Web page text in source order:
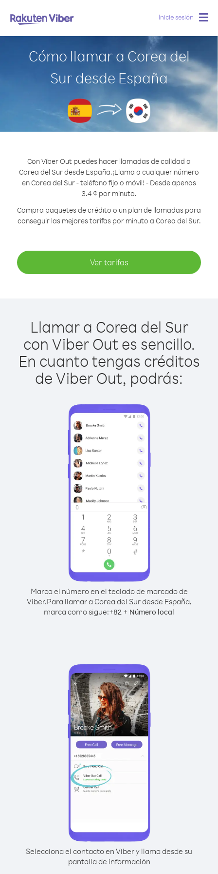
Inicie sesión
Cómo llamar a Corea del
Sur desde España
Con Viber Out puedes hacer llamadas de calidad a
Corea del Sur desde España.¡Llama a cualquier número
en Corea del Sur - teléfono fijo o móvil! - Desde apenas
3.4 ¢ por minuto.
Compra paquetes de crédito o un plan de llamadas para
conseguir las mejores tarifas por minuto a Corea del Sur.
Ver tarifas
Llamar a Corea del Sur
con Viber Out es sencillo.
En cuanto tengas créditos
de Viber Out, podrás:
Marca el número en el teclado de marcado de
Viber.Para llamar a Corea del Sur desde España,
marca como sigue:+82 + Número local
Selecciona el contacto en Viber y llama desde su
pantalla de información